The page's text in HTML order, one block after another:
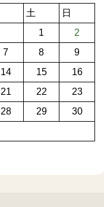
土
日
1
2
7 8
9
14 15
16
21 22
23
28 29
30